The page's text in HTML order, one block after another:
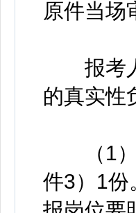
原件当场
报考人
的真实性
（1）
件3）1份